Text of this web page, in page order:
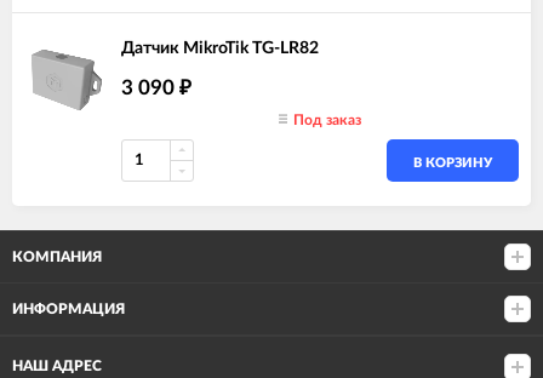
Датчик MikroTik TG-LR82
3 090 ₽
Под заказ
В КОРЗИНУ
КОМПАНИЯ
ИНФОРМАЦИЯ
НАШ АДРЕС